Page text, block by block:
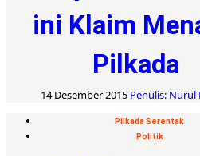
ini Klaim
Pilkada
14 Desember 2015 Penulis: Nurul
Pilkada Serentak
Politik